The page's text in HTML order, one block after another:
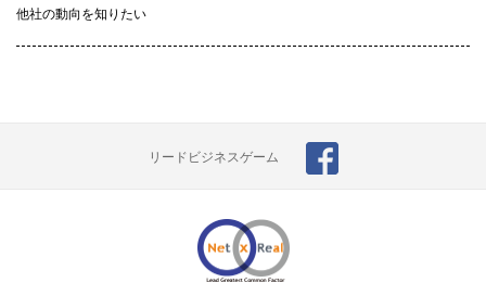
他社の動向を知りたい
リードビジネスゲーム